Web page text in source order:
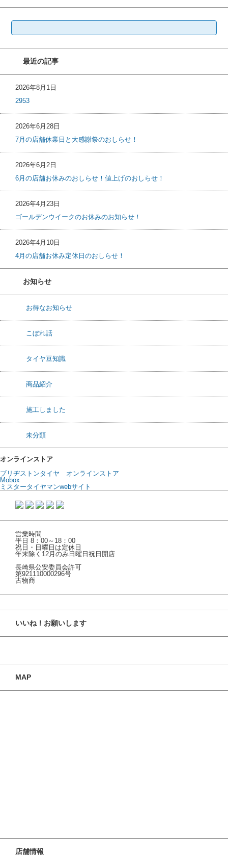
索:
最近の記事
2026年8月1日
2953
2026年6月28日
7月の店舗休業日と大感謝祭のおしらせ！
2026年6月2日
6月の店舗お休みのおしらせ！値上げのおしらせ！
2026年4月23日
ゴールデンウイークのお休みのお知らせ！
2026年4月10日
4月の店舗お休み定休日のおしらせ！
お知らせ
お得なお知らせ
こぼれ話
タイヤ豆知識
商品紹介
施工しました
未分類
オンラインストア
ブリヂストンタイヤ オンラインストア
Mobox
ミスタータイヤマンwebサイト
営業時間
平日 8：00～18：00
祝日・日曜日は定休日
年末除く12月のみ日曜日祝日開店
長崎県公安委員会許可
第921110000296号
古物商
いいね！お願いします
MAP
店舗情報